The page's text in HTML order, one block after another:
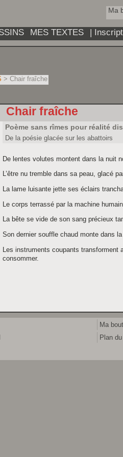
Chair fraîche
Poème sans rîmes pour réalité
De la poésie glacée sur les abattoirs
De lentes volutes montent dans la nuit
L’être nu tremble dans sa peau, glacé
La lame luisante jette ses éclairs
Le corps terrassé par la machine
La bête se vide de son sang précieux
Son dernier souffle chaud monte dans
Les instruments coupants
consommer.
> Chair fraîche
Ma
Plan
Ma
MES TEXTES |